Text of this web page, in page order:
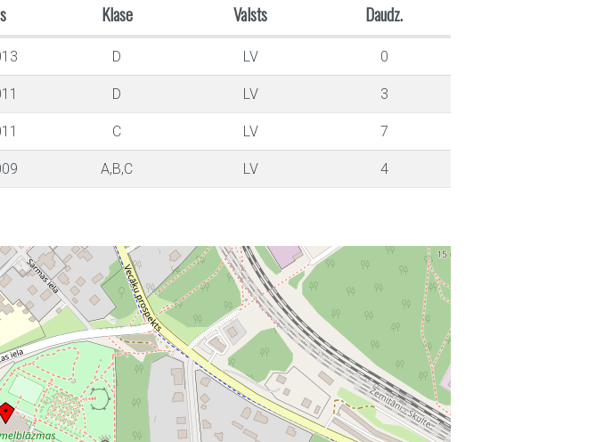
Klase Valsts Daudz.
D LV 0
D LV 3
C LV 7
A,B,C LV 4